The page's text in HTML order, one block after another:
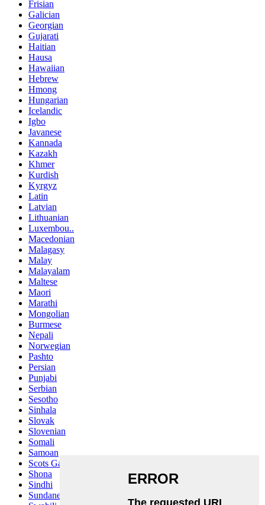
Frisian
Galician
Georgian
Gujarati
Haitian
Hausa
Hawaiian
Hebrew
Hmong
Hungarian
Icelandic
Igbo
Javanese
Kannada
Kazakh
Khmer
Kurdish
Kyrgyz
Latin
Latvian
Lithuanian
Luxembou..
Macedonian
Malagasy
Malay
Malayalam
Maltese
Maori
Marathi
Mongolian
Burmese
Nepali
Norwegian
Pashto
Persian
Punjabi
Serbian
Sesotho
Sinhala
Slovak
Slovenian
Somali
Samoan
Scots Gaelic
Shona
Sindhi
Sundanese